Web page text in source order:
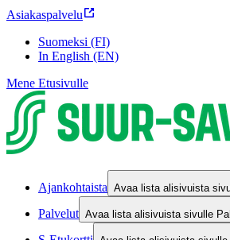
Asiakaspalvelu
Suomeksi (FI)
In English (EN)
Mene Etusivulle
Ajankohtaista Avaa lista alisivuista
Palvelut Avaa lista alisivuista sivulle